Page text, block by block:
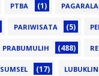
PTBA (1)
PARIWISATA (5)
PRABUMULIH (488)
SUMSEL (17)